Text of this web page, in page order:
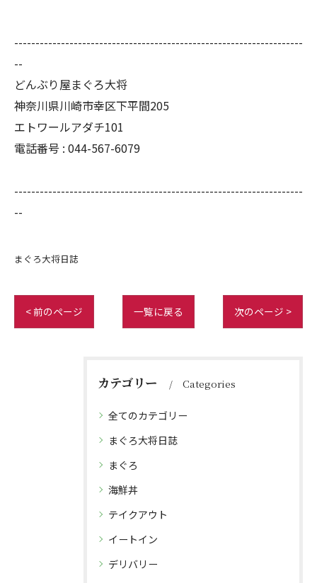
--------------------------------------------------------------------
--
どんぶり屋まぐろ大将
神奈川県川崎市幸区下平間205
エトワールアダチ101
電話番号 : 044-567-6079
--------------------------------------------------------------------
--
まぐろ大将日誌
< 前のページ 一覧に戻る 次のページ >
カテゴリー Categories
全てのカテゴリー
まぐろ大将日誌
まぐろ
海鮮丼
テイクアウト
イートイン
デリバリー